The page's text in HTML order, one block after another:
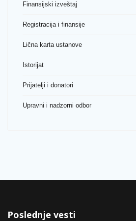
Finansijski izveštaj
Registracija i finansije
Lična karta ustanove
Istorijat
Prijatelji i donatori
Upravni i nadzorni odbor
Poslednje vesti